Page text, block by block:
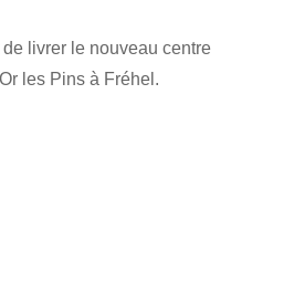
livrer le nouveau centre
les Pins à Fréhel.